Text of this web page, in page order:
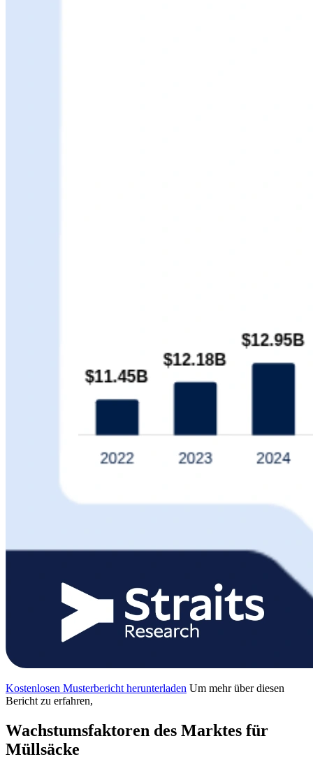
Kostenlosen Musterbericht herunterladen Um mehr über diesen
Bericht zu erfahren,
Wachstumsfaktoren des Marktes für
Müllsäcke